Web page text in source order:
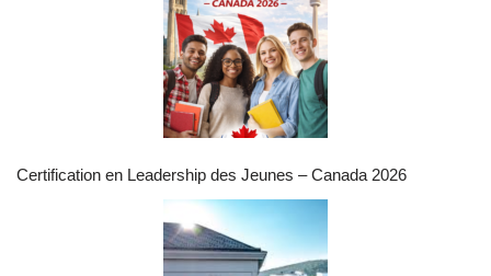
Certification en Leadership des Jeunes – Canada 2026